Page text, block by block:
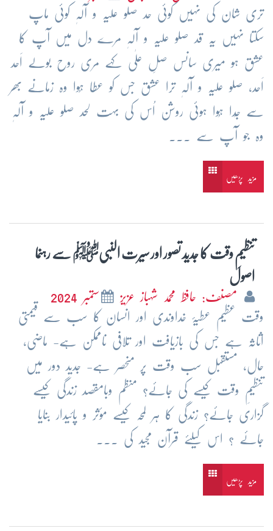
تری شان کی نہیں کوئی حد صلو علیہ و آلہٖ کوئی ماپ
سکتا نہیں یہ قد صلو علیہ و آلہٖ مرے دل میں آپ کا
عشق ہو میری سانس صلِ علٰی کہے مری روح بولے اَحد
اَحد، صلو علیہ و آلہٖ ترا عشق جس کو عطا ہُوا وہ زمانے بھر
سے جُدا ہُوا ہوئی روشن اُس کی بہت لحد صلو علیہ و آلہٖ
وہ جو آپ سے ...
مزید پڑھیں
تنظیمِ وقت کا جدید تصور اور سیرت النبیﷺ سے رہنما
اصول
مصنف: حافظ محمد شہباز عزیز
ستمبر 2024
وقت عظیم عطیۂ خداوندی اور انسان کا سب سے قیمتی
اثاثہ ہے جس کی بازیافت اور تلافی ناممکن ہے- ماضی،
حال، مستقبل سب وقت پر منحصر ہے- جدید دور میں
تنظیمِ وقت کیسے کی جائے؟ منظم وبامقصد زندگی کیسے
گزاری جائے؟ زندگی کا ہر لمحہ کیسے مؤثر و پائیدار بنایا
جائے ؟ اس کیلئے قرآن مجید کی ...
مزید پڑھیں